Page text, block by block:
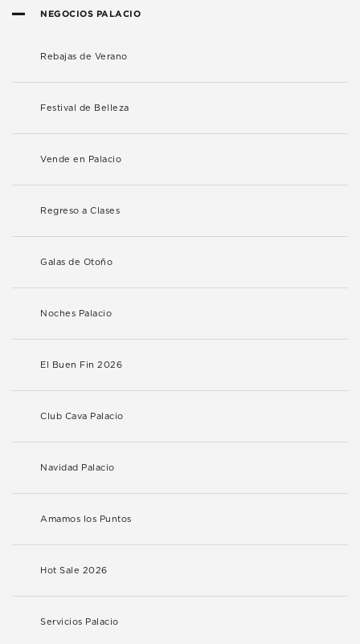
NEGOCIOS PALACIO
Rebajas de Verano
Festival de Belleza
Vende en Palacio
Regreso a Clases
Galas de Otoño
Noches Palacio
El Buen Fin 2026
Club Cava Palacio
Navidad Palacio
Amamos los Puntos
Hot Sale 2026
Servicios Palacio